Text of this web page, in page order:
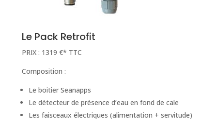
Le Pack Retrofit
PRIX : 1319 €* TTC
Composition :
Le boitier Seanapps
Le détecteur de présence d’eau en fond de cale
Les faisceaux électriques (alimentation + servitude)